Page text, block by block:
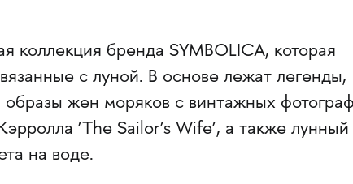
коллекция бренда SYMBOLICA, которая
с луной. В основе лежат легенды,
жен моряков с винтажных
‘The Sailor’s Wife’, а также лунный
на воде.